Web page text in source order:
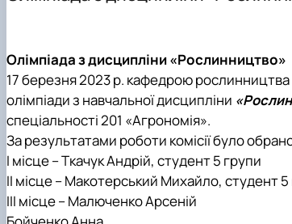
Навчальна робота
Матеріально-технічне забезпечення
Навчальні та науково-дослідні
Профорієнтаційна діяльність кафедри
Графік роботи НПП
Навчальна практика
Аспірантура
Студентський науковий гурток
Студентський науковий гурток
Наука бізнесу
Публікації
Конференції
Наукові публікації студентів
Меморандуми, договори про співпрацю
Телефони гарячих ліній
Олімпіада з дисципліни «Рослинництво»
17 березня 2023 р. кафедрою рослинництва
олімпіади з навчальної дисципліни
спеціальності 201 «Агрономія».
За результатами роботи комісії було
І місце – Ткачук Андрій, студент 5 групи
ІІ місце – Макотерський Михайло, студент
ІІІ місце – Малюченко Арсеній